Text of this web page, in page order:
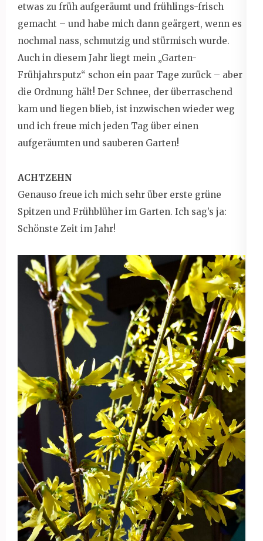
etwas zu früh aufgeräumt und frühlings-frisch
gemacht – und habe mich dann geärgert, wenn es
nochmal nass, schmutzig und stürmisch wurde.
Auch in diesem Jahr liegt mein „Garten-
Frühjahrsputz“ schon ein paar Tage zurück – aber
die Ordnung hält! Der Schnee, der überraschend
kam und liegen blieb, ist inzwischen wieder weg
und ich freue mich jeden Tag über einen
aufgeräumten und sauberen Garten!
ACHTZEHN
Genauso freue ich mich sehr über erste grüne
Spitzen und Frühblüher im Garten. Ich sag’s ja:
Schönste Zeit im Jahr!